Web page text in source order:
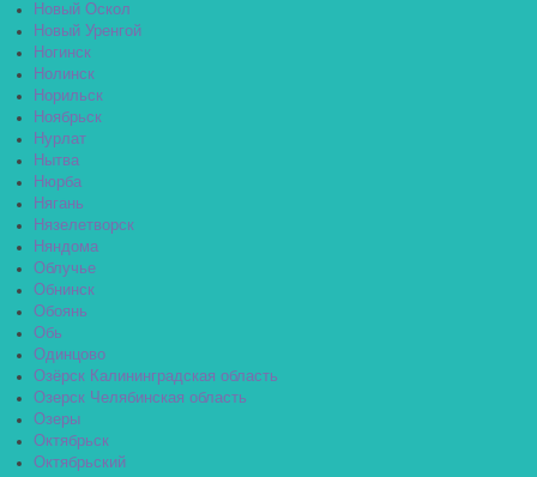
Новый Оскол
Новый Уренгой
Ногинск
Нолинск
Норильск
Ноябрьск
Нурлат
Нытва
Нюрба
Нягань
Нязелетворск
Няндома
Облучье
Обнинск
Обоянь
Обь
Одинцово
Озёрск Калининградская область
Озерск Челябинская область
Озеры
Октябрьск
Октябрьский